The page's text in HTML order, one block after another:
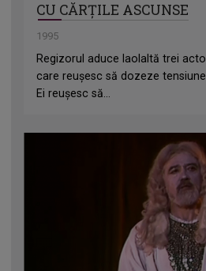
CU CĂRȚILE ASCUNSE
1995
Regizorul aduce laolaltă trei
care reușesc să dozeze
Ei reușesc să...